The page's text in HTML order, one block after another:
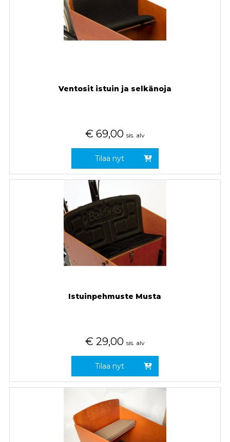
Ventosit istuin ja selkänoja
€ 69,00 sis. alv
Tilaa nyt
Istuinpehmuste Musta
€ 29,00 sis. alv
Tilaa nyt